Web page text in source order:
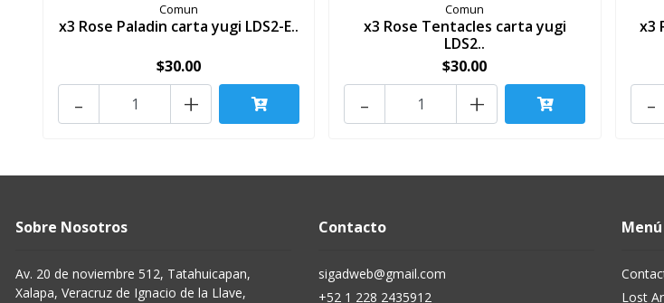
Comun
x3 Rose Paladin carta yugi LDS2-E..
$30.00
+
-
Comun
x3 Rose Tentacles carta yugi
LDS2..
$30.00
+
-
x3
-
Sobre Nosotros
Av. 20 de noviembre 512, Tatahuicapan,
Xalapa, Veracruz de Ignacio de la Llave,
Contacto
sigadweb@gmail.com
+52 1 228 2435912
Menú
Lost